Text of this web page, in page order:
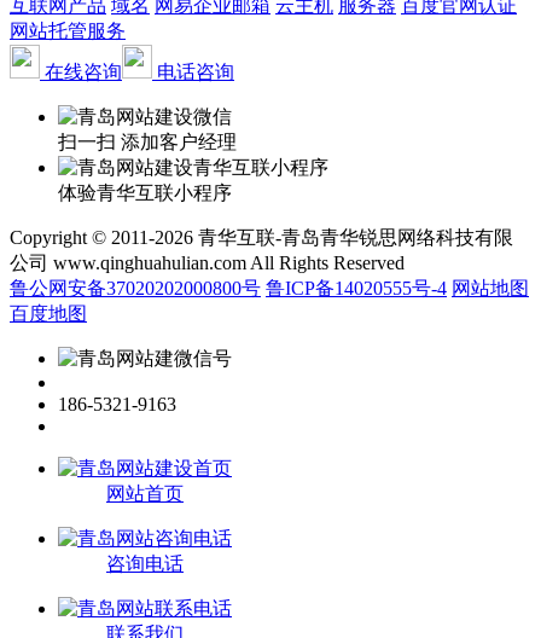
互联网产品 域名 网易企业邮箱 云主机 服务器 百度官网认证
网站托管服务
在线咨询
电话咨询
扫一扫 添加客户经理
体验青华互联小程序
Copyright © 2011-2026 青华互联-青岛青华锐思网络科技有限
公司 www.qinghuahulian.com All Rights Reserved
鲁公网安备37020202000800号 鲁ICP备14020555号-4 网站地图
百度地图
186-5321-9163
网站首页
咨询电话